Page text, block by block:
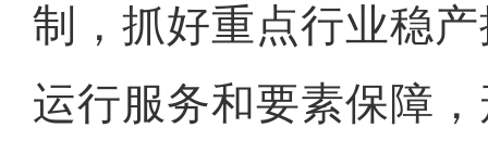
制，抓好重点行业稳
运行服务和要素保障